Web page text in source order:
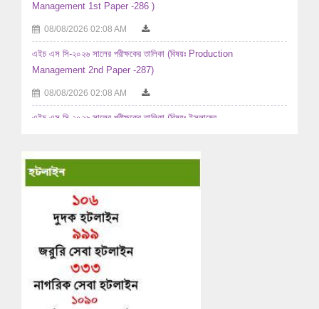
Management 1st Paper -286 )
08/08/2026 02:08 AM
এইচ এস সি-২০২৬ সালের পরীক্ষকের তালিকা (বিষয়ঃ Production
Management 2nd Paper -287)
08/08/2026 02:08 AM
এইচ এস সি-২০২৬ সালের পরীক্ষকের তালিকা (বিষয়ঃ ইসলামের ...
এইচ এস সি-২০২৬ সালের পরীক্ষকের তালিকা (বিষয়ঃ ইসলামের ...
07/08/2026 06:08 AM
এইচ এস সি-২০২৬ সালের পরীক্ষকের তালিকা (বিষয়ঃ ইতিহাস ১ম ...
07/08/2026 06:08 AM
এইচ এস সি-২০২৬ সালের পরীক্ষকের তালিকা (বিষয়ঃ ইতিহাস ২য় ...
07/08/2026 06:08 AM